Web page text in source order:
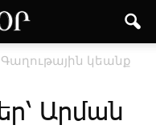
Գաղութային կեանք
Արման